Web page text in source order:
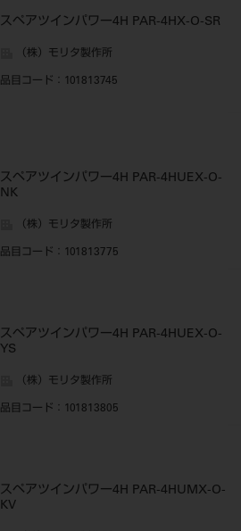
スペアツインパワー4H PAR-4HX-O-SR
（株）モリタ製作所
品目コード ：101813745
スペアツインパワー4H PAR-4HUEX-O-
NK
（株）モリタ製作所
品目コード ：101813775
スペアツインパワー4H PAR-4HUEX-O-
YS
（株）モリタ製作所
品目コード ：101813805
スペアツインパワー4H PAR-4HUMX-O-
KV